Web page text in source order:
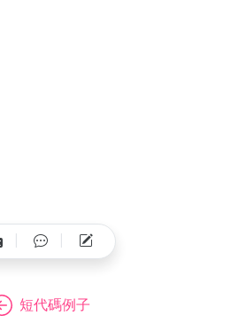
短代碼例子